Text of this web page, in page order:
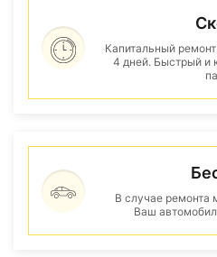
Капитальный
4 дней. Быстрый и
В случае ремонта
Ваш